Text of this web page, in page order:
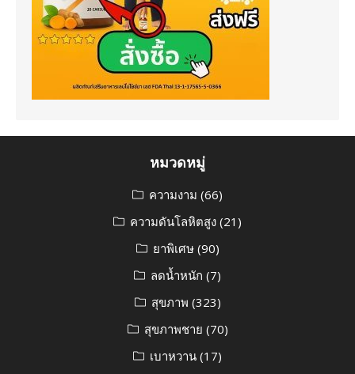
หมวดหมู่
ความงาม (66)
ความดันโลหิตสูง (21)
ยาพิเศษ(90)
ลดน้ำหนัก (7)
สุขภาพ (323)
สุขภาพชาย (70)
เบาหวาน (17)